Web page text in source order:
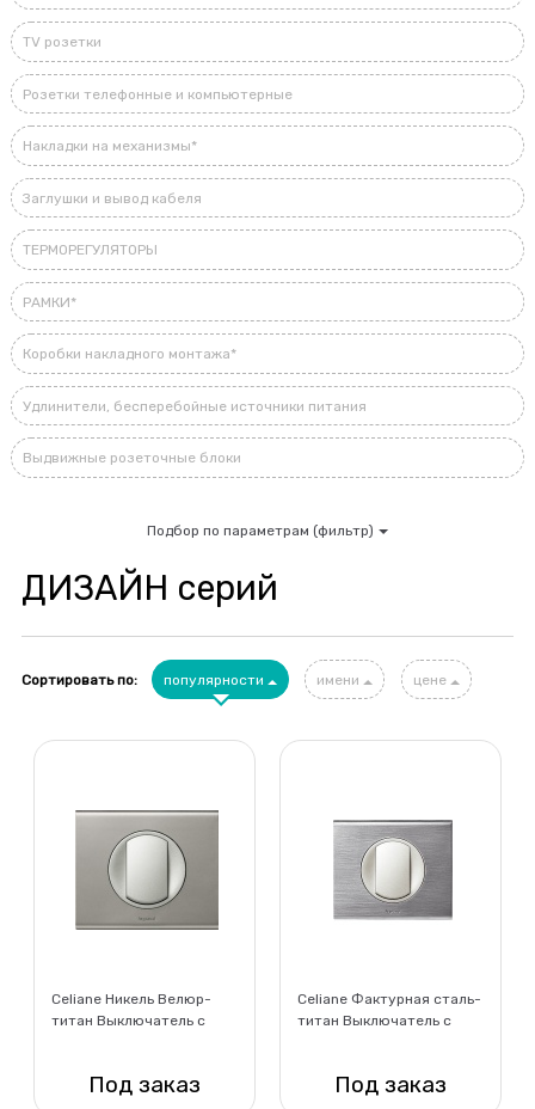
TV розетки
Розетки телефонные и компьютерные
Накладки на механизмы*
Заглушки и вывод кабеля
ТЕРМОРЕГУЛЯТОРЫ
РАМКИ*
Коробки накладного монтажа*
Удлинители, бесперебойные источники питания
Выдвижные розеточные блоки
Подбор по параметрам (фильтр)
ДИЗАЙН серий
Сортировать по: популярности имени цене
Celiane Никель Велюр-
титан Выключатель с
Под заказ
Celiane Фактурная сталь-
титан Выключатель с
Под заказ